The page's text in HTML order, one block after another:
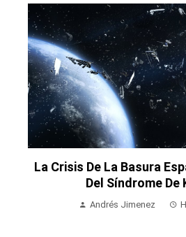
La Crisis De La Basura
Del Síndrome De
Andrés Jimenez